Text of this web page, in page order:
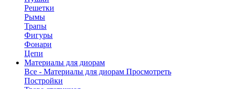
Решетки
Рымы
Трапы
Фигуры
Фонари
Цепи
Материалы для диорам
Все - Материалы для диорам Просмотреть
Постройки